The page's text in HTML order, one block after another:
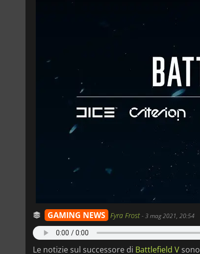
GAMING NEWS Fyra Frost-3 mag 2021, 20:54
Le notizie sul successore di Battlefield V